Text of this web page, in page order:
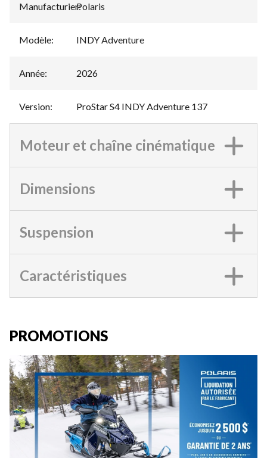
Manufacturier:
Polaris
Modèle: INDY Adventure
Année: 2026
Version: ProStar S4 INDY Adventure 137
Moteur et chaîne cinématique
Dimensions
Suspension
Caractéristiques
PROMOTIONS